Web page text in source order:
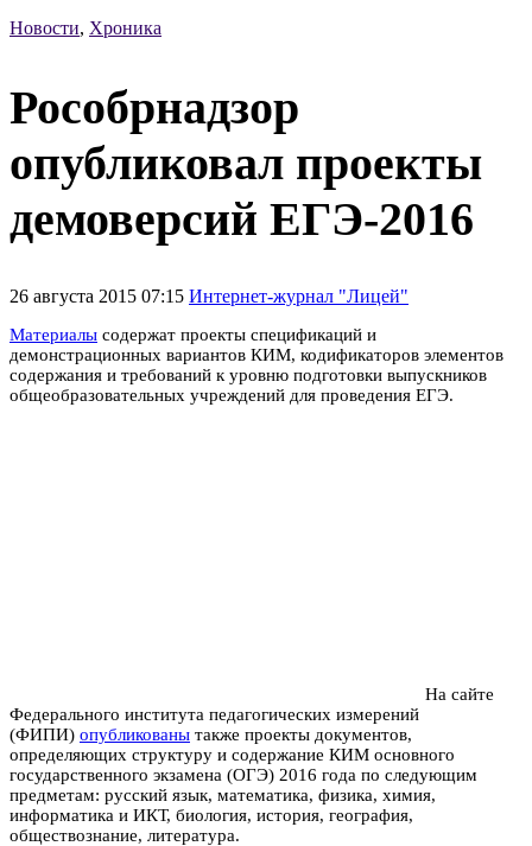
Новости, Хроника
Рособрнадзор
опубликовал проекты
демоверсий ЕГЭ-2016
26 августа 2015 07:15 Интернет-журнал "Лицей"
Материалы содержат проекты спецификаций и
демонстрационных вариантов КИМ, кодификаторов элементов
содержания и требований к уровню подготовки выпускников
общеобразовательных учреждений для проведения ЕГЭ.
На сайте
Федерального института педагогических измерений
(ФИПИ) опубликованы также проекты документов,
определяющих структуру и содержание КИМ основного
государственного экзамена (ОГЭ) 2016 года по следующим
предметам: русский язык, математика, физика, химия,
информатика и ИКТ, биология, история, география,
обществознание, литература.